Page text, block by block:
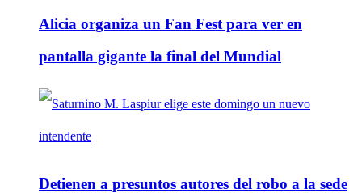
Alicia organiza un Fan Fest para ver en
pantalla gigante la final del Mundial
Detienen a presuntos autores del robo a la sede